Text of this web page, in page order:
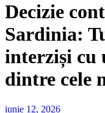
Decizie
Sardinia:
interziși cu
dintre cele
iunie 12, 2026